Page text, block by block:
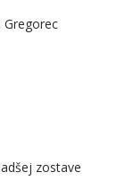
Gregorec
zostave